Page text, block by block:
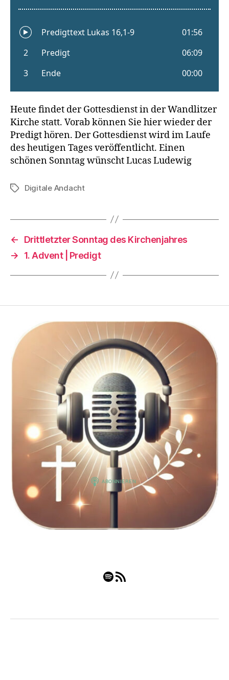
Heute findet der Gottesdienst in der Wandlitzer
Kirche statt. Vorab können Sie hier wieder der
Predigt hören. Der Gottesdienst wird im Laufe
des heutigen Tages veröffentlicht. Einen
schönen Sonntag wünscht Lucas Ludewig
Schlagwörter
Digitale Andacht
←
Drittletzter Sonntag des Kirchenjahres
→
1. Advent | Predigt
Spotify
RSS-Feed